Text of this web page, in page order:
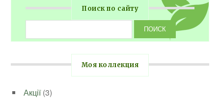
Поиск по сайту
Моя коллекция
Акції(3)